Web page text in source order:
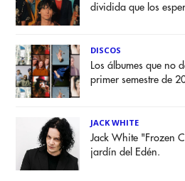
dividida que los
DISCOS
Los álbumes que no
primer semestre de
JACK WHITE
Jack White "Frozen
jardín del Edén.